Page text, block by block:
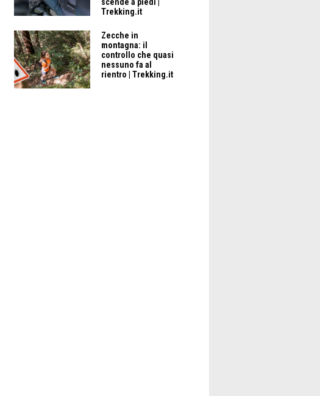
scende a piedi |
Trekking.it
Zecche in
montagna: il
controllo che quasi
nessuno fa al
rientro | Trekking.it